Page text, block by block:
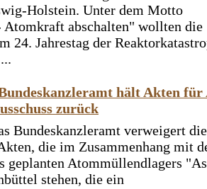
Holstein. Unter dem Motto
Atomkraft abschalten" wollten die
24. Jahrestag der
hält Akten für
zurück
Bundeskanzleramt verweigert die
die im Zusammenhang mit
geplanten Atommüllendlagers
stehen, die ein